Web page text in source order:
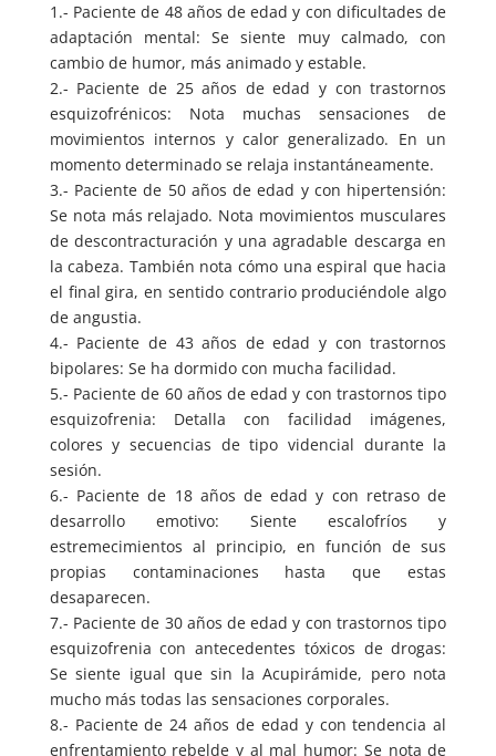
1.- Paciente de 48 años de edad y con dificultades de
adaptación mental: Se siente muy calmado, con
cambio de humor, más animado y estable.
2.- Paciente de 25 años de edad y con trastornos
esquizofrénicos: Nota muchas sensaciones de
movimientos internos y calor generalizado. En un
momento determinado se relaja instantáneamente.
3.- Paciente de 50 años de edad y con hipertensión:
Se nota más relajado. Nota movimientos musculares
de descontracturación y una agradable descarga en
la cabeza. También nota cómo una espiral que hacia
el final gira, en sentido contrario produciéndole algo
de angustia.
4.- Paciente de 43 años de edad y con trastornos
bipolares: Se ha dormido con mucha facilidad.
5.- Paciente de 60 años de edad y con trastornos tipo
esquizofrenia: Detalla con facilidad imágenes,
colores y secuencias de tipo videncial durante la
sesión.
6.- Paciente de 18 años de edad y con retraso de
desarrollo emotivo: Siente escalofríos y
estremecimientos al principio, en función de sus
propias contaminaciones hasta que estas
desaparecen.
7.- Paciente de 30 años de edad y con trastornos tipo
esquizofrenia con antecedentes tóxicos de drogas:
Se siente igual que sin la Acupirámide, pero nota
mucho más todas las sensaciones corporales.
8.- Paciente de 24 años de edad y con tendencia al
enfrentamiento rebelde y al mal humor: Se nota de